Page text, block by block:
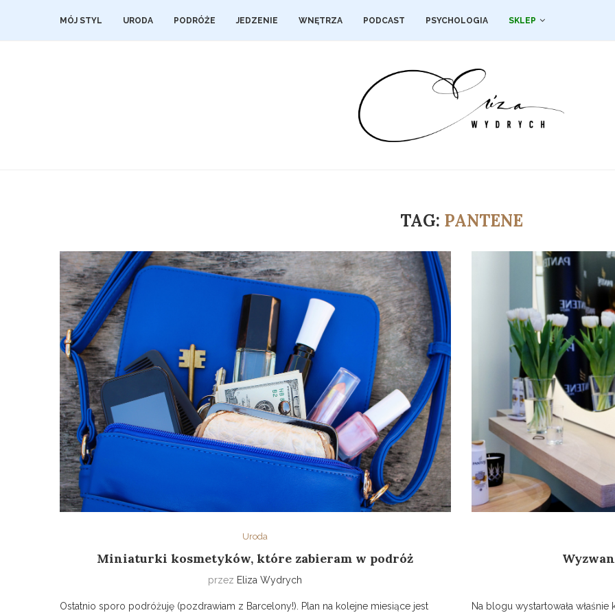
MÓJ STYL URODA PODRÓŻE JEDZENIE WNĘTRZA PODCAST PSYCHOLOGIA SKLEP
TAG: PANTENE
Uroda
Miniaturki kosmetyków, które zabieram w podróż
przez Eliza Wydrych
Ostatnio sporo podróżuję (pozdrawiam z Barcelony!). Plan na kolejne miesiące jest Na blogu wystartowała właśnie